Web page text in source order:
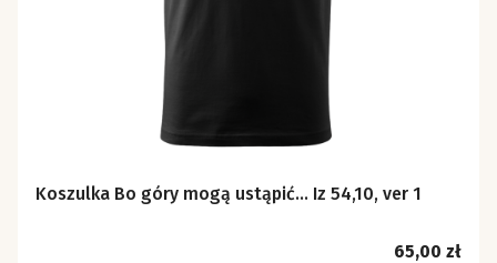
Koszulka Bo góry mogą ustąpić… Iz 54,10, ver 1
Cena
65,00 zł